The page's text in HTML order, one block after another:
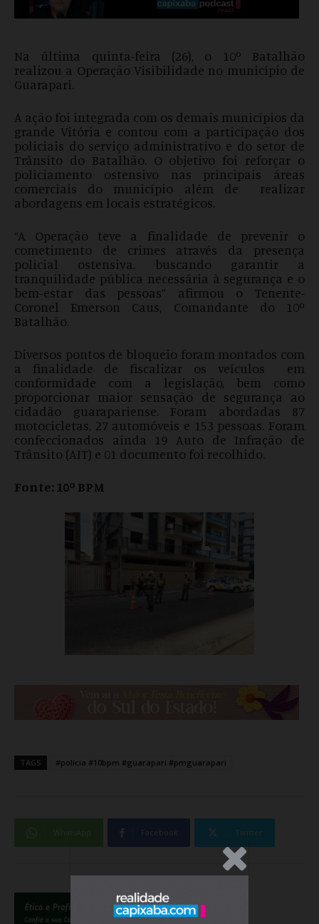
Na última quinta-feira (26), o 10º Batalhão
realizou a Operação Visibilidade no município de
Guarapari.
A ação foi integrada com os demais municípios da
grande Vitória e contou com a participação dos
policiais do serviço administrativo e do setor de
Trânsito do Batalhão. O objetivo foi reforçar o
policiamento ostensivo nas principais áreas
comerciais do município além de realizar
abordagens em locais estratégicos.
“A Operação teve a finalidade de prevenir o
cometimento de crimes através da presença
policial ostensiva, buscando garantir a
tranquilidade pública necessária à segurança e o
bem-estar das pessoas” afirmou o Tenente-
Coronel Emerson Caus, Comandante do 10º
Batalhão.
Diversos pontos de bloqueio foram montados com
a finalidade de fiscalizar os veículos em
conformidade com a legislação, bem como
proporcionar maior sensação de segurança ao
cidadão guarapariense. Foram abordadas 87
motocicletas, 27 automóveis e 153 pessoas. Foram
confeccionados ainda 19 Auto de Infração de
Trânsito (AIT) e 01 documento foi recolhido.
Fonte: 10º BPM
TAGS #policia #10bpm #guarapari #pmguarapari
Facebook Twitter